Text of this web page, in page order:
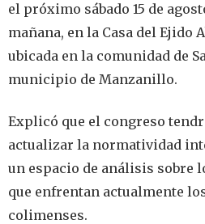
el próximo sábado 15 de
mañana, en la Casa del Ejido
ubicada en la comunidad de
municipio de Manzanillo.
Explicó que el congreso
actualizar la normatividad
un espacio de análisis sobre
que enfrentan actualmente
colimenses.